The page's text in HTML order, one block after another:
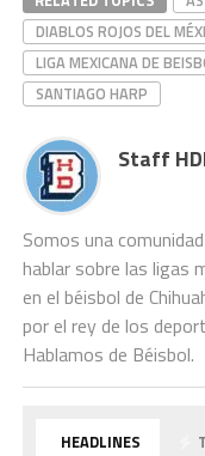
DIABLOS ROJOS DEL
LIGA MEXICANA DE
SANTIAGO HARP
Staff
Somos una
hablar sobre las ligas
en el béisbol de
por el rey de los
Hablamos de Béisbol.
HEADLINES